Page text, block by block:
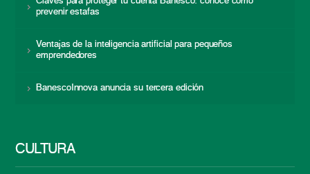
prevenir estafas
Ventajas de la inteligencia artificial para pequeños
emprendedores
BanescoInnova anuncia su tercera edición
CULTURA